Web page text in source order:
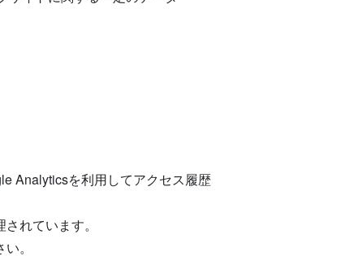
Analyticsを利用してアクセス履歴
れています。
。